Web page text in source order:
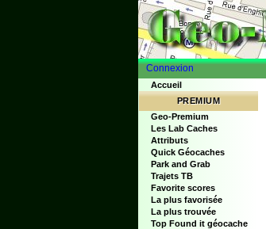
Connexion
Accueil
PREMIUM
Geo-Premium
Les Lab Caches
Attributs
Quick Géocaches
Park and Grab
Trajets TB
Favorite scores
La plus favorisée
La plus trouvée
Top Found it géocache